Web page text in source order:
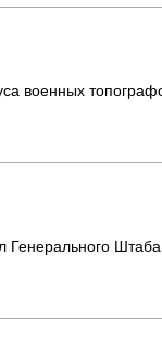
военных
Генерального Штаба